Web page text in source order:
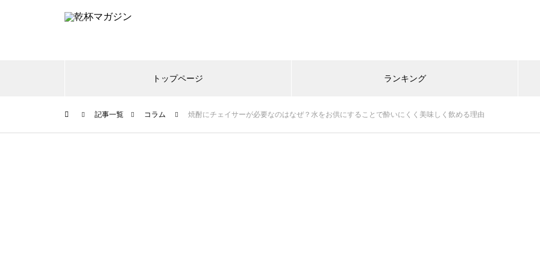
トップページ ランキング
記事一覧 コラム 焼酎にチェイサーが必要なのはなぜ？水をお供にすることで酔いにくく美味しく飲める理由